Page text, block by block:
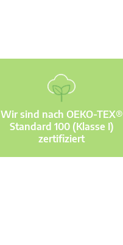
Wir sind nach OEKO-TEX®
Standard 100 (Klasse I)
zertifiziert